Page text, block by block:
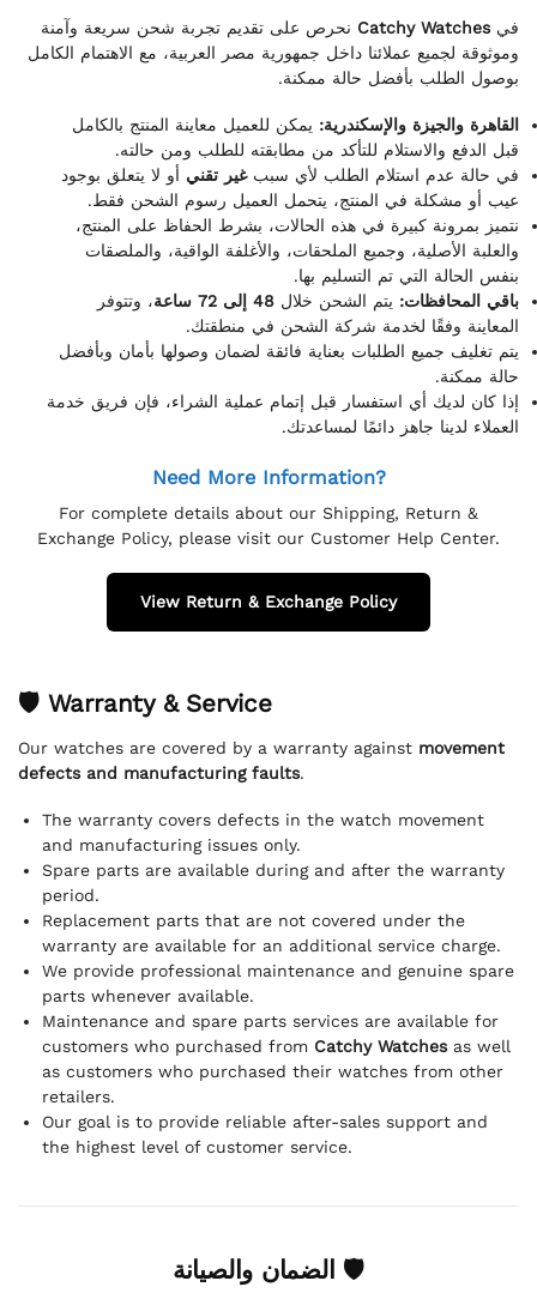
فيCatchy Watches نحرص على تقديم تجربة شحن سريعة وآمنة
وموثوقة لجميع عملائنا داخل جمهورية مصر العربية، مع الاهتمام الكامل
بوصول الطلب بأفضل حالة ممكنة.
القاهرة والجيزة والإسكندرية: يمكن للعميل معاينة المنتج بالكامل
قبل الدفع والاستلام للتأكد من مطابقته للطلب ومن حالته.
في حالة عدم استلام الطلب لأي سببغير تقني أو لا يتعلق بوجود
عيب أو مشكلة في المنتج، يتحمل العميل رسوم الشحن فقط.
نتميز بمرونة كبيرة في هذه الحالات، بشرط الحفاظ على المنتج،
والعلبة الأصلية، وجميع الملحقات، والأغلفة الواقية، والملصقات
بنفس الحالة التي تم التسليم بها.
باقي المحافظات: يتم الشحن خلال 48 إلى 72 ساعة
، وتتوفر
المعاينة وفقًا لخدمة شركة الشحن في منطقتك.
يتم تغليف جميع الطلبات بعناية فائقة لضمان وصولها بأمان وبأفضل
حالة ممكنة.
إذا كان لديك أي استفسار قبل إتمام عملية الشراء، فإن فريق خدمة
العملاء لدينا جاهز دائمًا لمساعدتك.
Need More Information?
For complete details about our Shipping, Return &
Exchange Policy, please visit our Customer Help Center.
View Return & Exchange Policy
🛡 Warranty & Service
Our watches are covered by a warranty against movement
defects and manufacturing faults.
The warranty covers defects in the watch movement
and manufacturing issues only.
Spare parts are available during and after the warranty
period.
Replacement parts that are not covered under the
warranty are available for an additional service charge.
We provide professional maintenance and genuine spare
parts whenever available.
Maintenance and spare parts services are available for
customers who purchased from Catchy Watchesas well
as customers who purchased their watches from other
retailers.
Our goal is to provide reliable after-sales support and
the highest level of customer service.
🛡 الضمان والصيانة